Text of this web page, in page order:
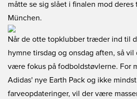
måtte se sig slået i finalen mod deres
München.
Når de otte topklubber træder ind til
hymne tirsdag og onsdag aften, så
være fokus på fodboldstøvlerne. For
Adidas' nye Earth Pack og ikke
farveopdateringer, vil der være